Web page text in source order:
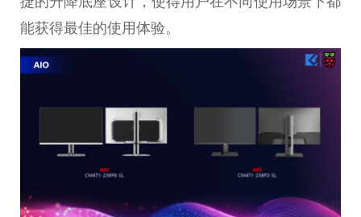
能获得最佳的使用体验。